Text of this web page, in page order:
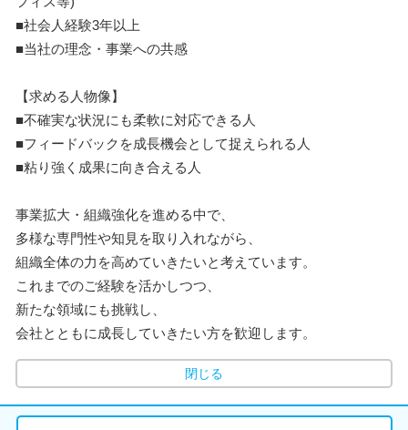
■社会人経験3年以上
■当社の理念・事業への共感
【求める人物像】
■不確実な状況にも柔軟に対応できる人
■フィードバックを成長機会として捉えられる人
■粘り強く成果に向き合える人
事業拡大・組織強化を進める中で、
多様な専門性や知見を取り入れながら、
組織全体の力を高めていきたいと考えています。
これまでのご経験を活かしつつ、
新たな領域にも挑戦し、
会社とともに成長していきたい方を歓迎します。
閉じる